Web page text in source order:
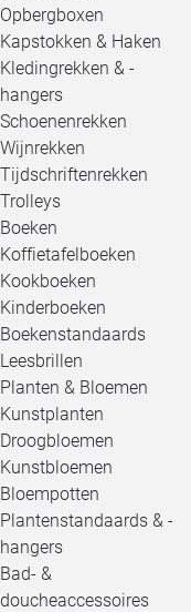
Opbergboxen
Kapstokken & Haken
Kledingrekken & -
hangers
Schoenenrekken
Wijnrekken
Tijdschriftenrekken
Trolleys
Boeken
Koffietafelboeken
Kookboeken
Kinderboeken
Boekenstandaards
Leesbrillen
Planten & Bloemen
Kunstplanten
Droogbloemen
Kunstbloemen
Bloempotten
Plantenstandaards & -
hangers
Bad- &
doucheaccessoires